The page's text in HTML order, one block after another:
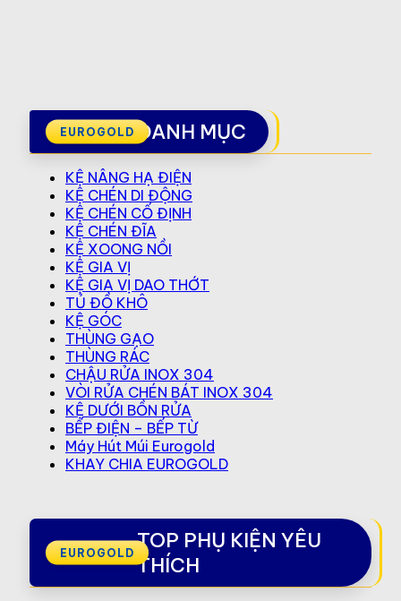
DANH MỤC
KỆ NÂNG HẠ ĐIỆN
KỆ CHÉN DI ĐỘNG
KỆ CHÉN CỐ ĐỊNH
KỆ CHÉN ĐĨA
KỆ XOONG NỒI
KỆ GIA VỊ
KỆ GIA VỊ DAO THỚT
TỦ ĐỒ KHÔ
KỆ GÓC
THÙNG GẠO
THÙNG RÁC
CHẬU RỬA INOX 304
VÒI RỬA CHÉN BÁT INOX 304
KỆ DƯỚI BỒN RỬA
BẾP ĐIỆN – BẾP TỪ
Máy Hút Múi Eurogold
KHAY CHIA EUROGOLD
TOP PHỤ KIỆN YÊU
THÍCH